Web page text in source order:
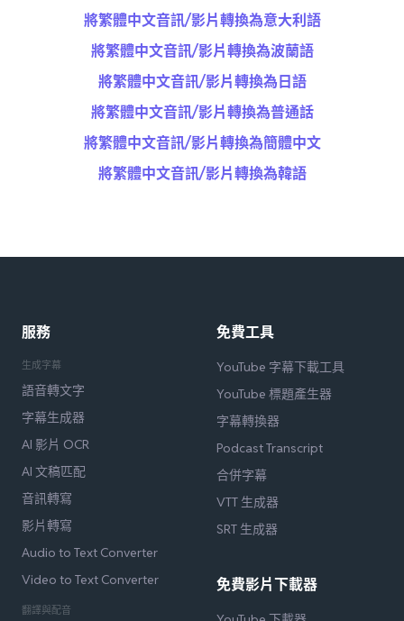
將繁體中文音訊/影片轉換為意大利語
將繁體中文音訊/影片轉換為波蘭語
將繁體中文音訊/影片轉換為日語
將繁體中文音訊/影片轉換為普通話
將繁體中文音訊/影片轉換為簡體中文
將繁體中文音訊/影片轉換為韓語
服務
生成字幕
語音轉文字
字幕生成器
AI 影片 OCR
AI 文稿匹配
音訊轉寫
影片轉寫
Audio to Text Converter
Video to Text Converter
翻譯與配音
免費工具
YouTube 字幕下載工具
YouTube 標題產生器
字幕轉換器
Podcast Transcript
合併字幕
VTT 生成器
SRT 生成器
免費影片下載器